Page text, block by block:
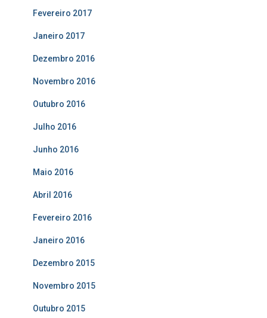
Fevereiro 2017
Janeiro 2017
Dezembro 2016
Novembro 2016
Outubro 2016
Julho 2016
Junho 2016
Maio 2016
Abril 2016
Fevereiro 2016
Janeiro 2016
Dezembro 2015
Novembro 2015
Outubro 2015